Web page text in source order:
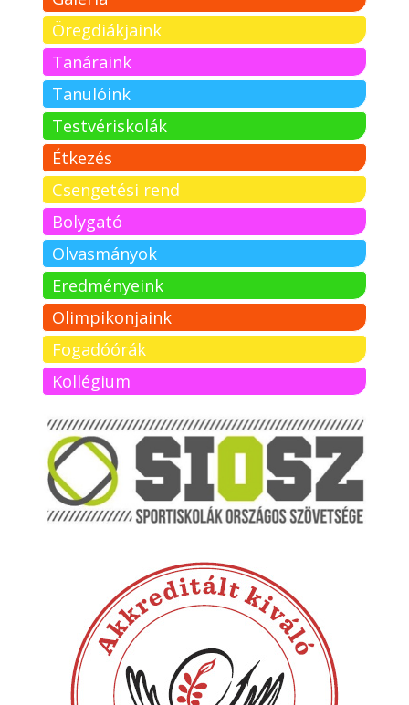
Öregdiákjaink
Tanáraink
Tanulóink
Testvériskolák
Étkezés
Csengetési rend
Bolygató
Olvasmányok
Eredményeink
Olimpikonjaink
Fogadóórák
Kollégium